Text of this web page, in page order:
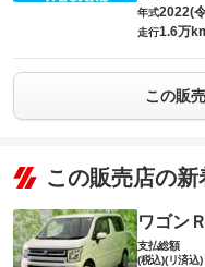
年式2022(
走行1.6万
この販
この販売店の新
ワゴンＲ
支払総額
(税込)(リ済込)